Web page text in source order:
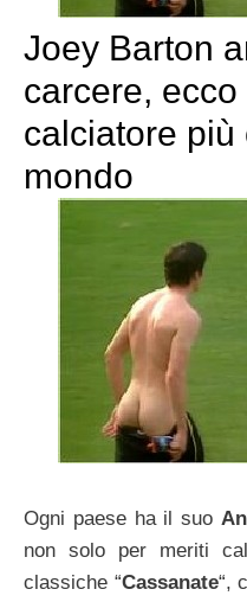
Joey Barton
carcere,
calciatore più
mondo
Ogni paese ha il suo
non solo per meriti
classiche “Cassanate“,